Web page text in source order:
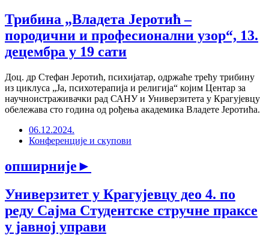
Трибина „Владета Јеротић –
породични и професионални узор“, 13.
децембра у 19 сати
Доц. др Стефан Јеротић, психијатар, одржаће трећу трибину
из циклуса „Ја, психотерапија и религија“ којим Центар за
научноистраживачки рад САНУ и Универзитета у Крагујевцу
обележава сто година од рођења академика Владете Јеротића.
06.12.2024.
Конференције и скупови
опширније►
Универзитет у Крагујевцу део 4. по
реду Сајма Студентске стручне праксе
у јавној управи